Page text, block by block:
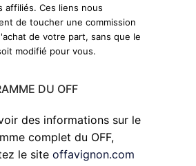
affiliés. Ces liens nous
de toucher une commission
de votre part, sans que le
modifié pour vous.
DU OFF
des informations sur le
complet du OFF,
le site offavignon.com